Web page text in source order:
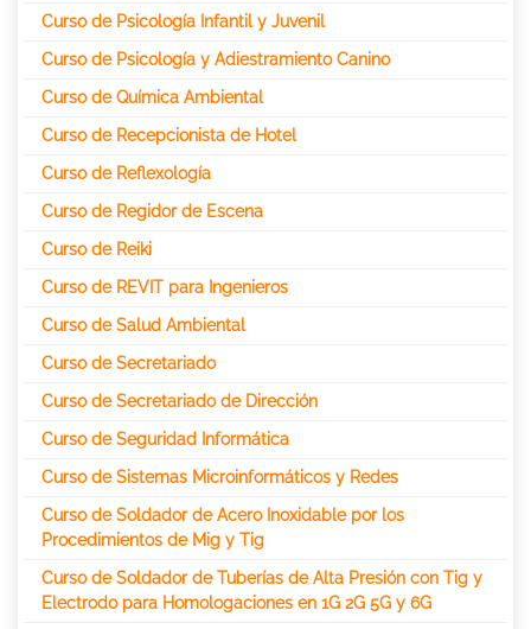
Curso de Psicología Infantil y Juvenil
Curso de Psicología y Adiestramiento Canino
Curso de Química Ambiental
Curso de Recepcionista de Hotel
Curso de Reflexología
Curso de Regidor de Escena
Curso de Reiki
Curso de REVIT para Ingenieros
Curso de Salud Ambiental
Curso de Secretariado
Curso de Secretariado de Dirección
Curso de Seguridad Informática
Curso de Sistemas Microinformáticos y Redes
Curso de Soldador de Acero Inoxidable por los
Procedimientos de Mig y Tig
Curso de Soldador de Tuberías de Alta Presión con Tig y
Electrodo para Homologaciones en 1G 2G 5G y 6G